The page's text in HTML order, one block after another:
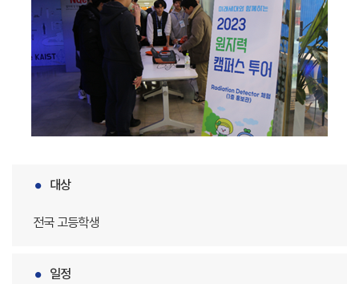
대상
전국 고등학생
일정